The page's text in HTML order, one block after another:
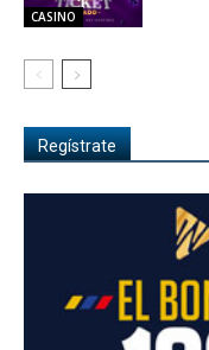
CASINO
Regístrate